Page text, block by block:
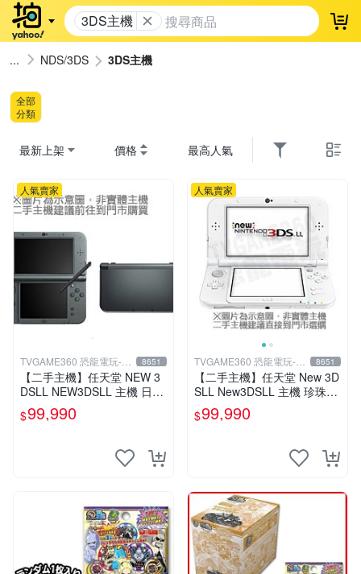
3DS主機 登
NDS/3DS 3DS主機
全部
分類
最新上架 價格 最高人氣
人氣賣家
TVGAME360 恐龍電玩-台
中店
8651
【二手主機】任天堂 NEW 3
DSLL NEW3DSLL 主機 日文
版 日本機 金屬黑 附贈充電器
裸裝 台中恐龍電玩
$99,990
人氣賣家
TVGAME360 恐龍電玩-台
中店
8651
【二手主機】任天堂 New 3D
SLL New3DSLL 主機 珍珠白
色 日規機 日文介面 11.2版本
【台中恐龍電玩】
$99,990